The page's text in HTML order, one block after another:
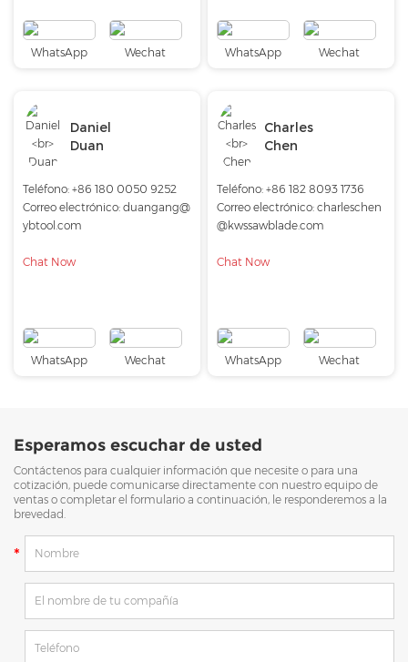
WhatsApp Wechat WhatsApp Wechat
Daniel
Duan
Teléfono: +86 180 0050 9252
Correo electrónico: duangang@
ybtool.com
Chat Now
WhatsApp Wechat
Charles
Chen
Teléfono: +86 182 8093 1736
Correo electrónico: charleschen
@kwssawblade.com
Chat Now
WhatsApp Wechat
Esperamos escuchar de usted
Contáctenos para cualquier información que necesite o para una
cotización, puede comunicarse directamente con nuestro equipo de
ventas o completar el formulario a continuación, le responderemos a la
brevedad.